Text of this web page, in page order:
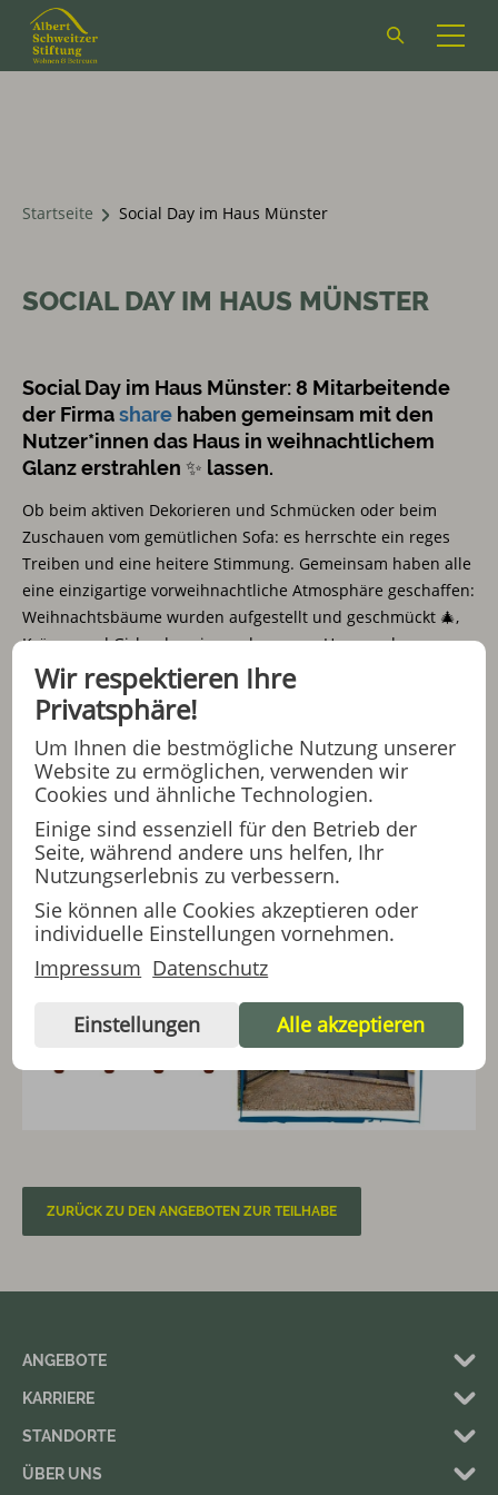
Suchformular
öffnen
Startseite Social Day im Haus Münster
SOCIAL DAY IM HAUS MÜNSTER
Social Day im Haus Münster: 8 Mitarbeitende
der Firmashare haben gemeinsam mit den
Nutzer*innen das Haus in weihnachtlichem
Glanz erstrahlen ✨ lassen.
Ob beim aktiven Dekorieren und Schmücken oder beim
Zuschauen vom gemütlichen Sofa: es herrschte ein reges
Treiben und eine heitere Stimmung. Gemeinsam haben alle
eine einzigartige vorweihnachtliche Atmosphäre geschaffen:
Weihnachtsbäume wurden aufgestellt und geschmückt 🎄,
Kränze und Girlanden zieren das ganze Haus und
weihnachtliche Fensterdekoration 🎇durfte natürlich auch
nicht fehlen. Weihnachten im Haus Münster kann kommen
😊.
Vielen Dank für die Unterstützung – es war ein rundum
gelungener Nachmittag 💯👍.
Jetzt das Video zum Social Day anschauen.
ZURÜCK ZU DEN ANGEBOTEN ZUR TEILHABE
ANGEBOTE
KARRIERE
STANDORTE
ÜBER UNS
Wir respektieren Ihre
Privatsphäre!
Um Ihnen die bestmögliche Nutzung unserer
Website zu ermöglichen, verwenden wir
Cookies und ähnliche Technologien.
Einige sind essenziell für den Betrieb der
Seite, während andere uns helfen, Ihr
Nutzungserlebnis zu verbessern.
Sie können alle Cookies akzeptieren oder
individuelle Einstellungen vornehmen.
Impressum Datenschutz
Einstellungen Alle akzeptieren